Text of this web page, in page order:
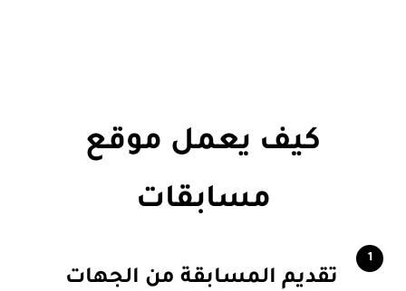
كيف يعمل موقع
مسابقات
1
تقديم المسابقة من الجهات